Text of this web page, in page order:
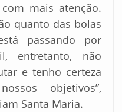
mais atenção.
quanto das bolas
passando por
entretanto, não
e tenho certeza
objetivos”,
Santa Maria.